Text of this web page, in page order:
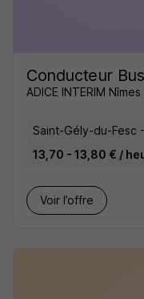
Conducteur
ADICE INTERIM Nîmes
Saint-Gély-du-Fesc
13,70 - 13,80 € /
Voir l’offre